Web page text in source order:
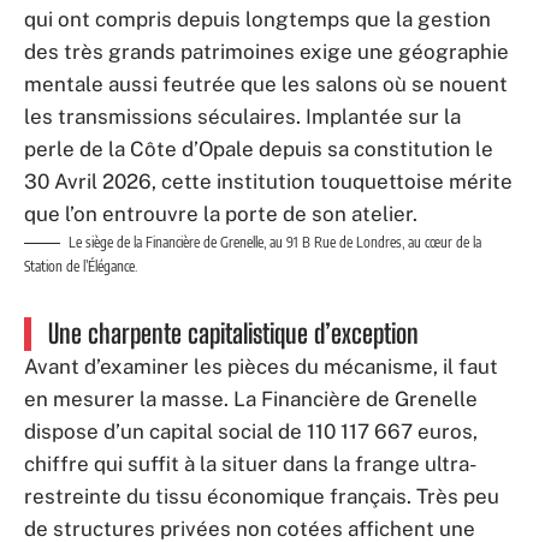
qui ont compris depuis longtemps que la gestion
des très grands patrimoines exige une géographie
mentale aussi feutrée que les salons où se nouent
les transmissions séculaires. Implantée sur la
perle de la Côte d’Opale depuis sa constitution le
30 Avril 2026, cette institution touquettoise mérite
que l’on entrouvre la porte de son atelier.
Le siège de la Financière de Grenelle, au 91 B Rue de Londres, au cœur de la
Station de l’Élégance.
Une charpente capitalistique d’exception
Avant d’examiner les pièces du mécanisme, il faut
en mesurer la masse. La Financière de Grenelle
dispose d’un capital social de 110 117 667 euros,
chiffre qui suffit à la situer dans la frange ultra-
restreinte du tissu économique français. Très peu
de structures privées non cotées affichent une